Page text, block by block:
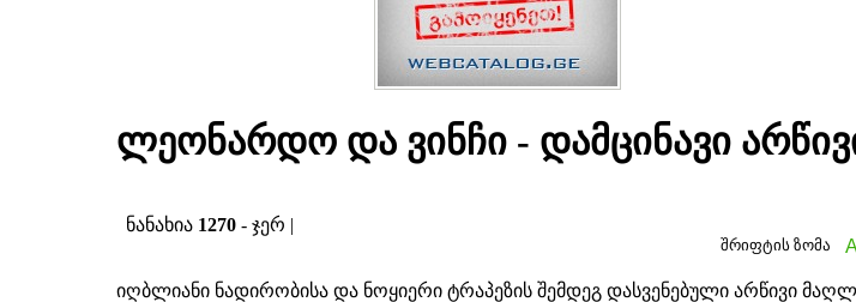
ლეონარდო და ვინჩი - დამცინავი
ნანახია 1270 - ჯერ |
შრიფტის ზომა A
იღბლიანი ნადირობისა და ნოყიერი ტრაპეზის შემდეგ დასვენებული არწივი